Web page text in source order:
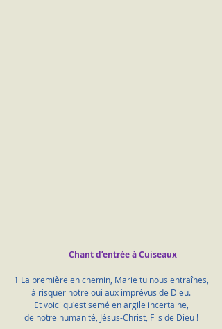
Chant d’entrée à Cuiseaux
1 La première en chemin, Marie tu nous entraînes,
à risquer notre oui aux imprévus de Dieu.
Et voici qu'est semé en argile incertaine,
de notre humanité, Jésus-Christ, Fils de Dieu !